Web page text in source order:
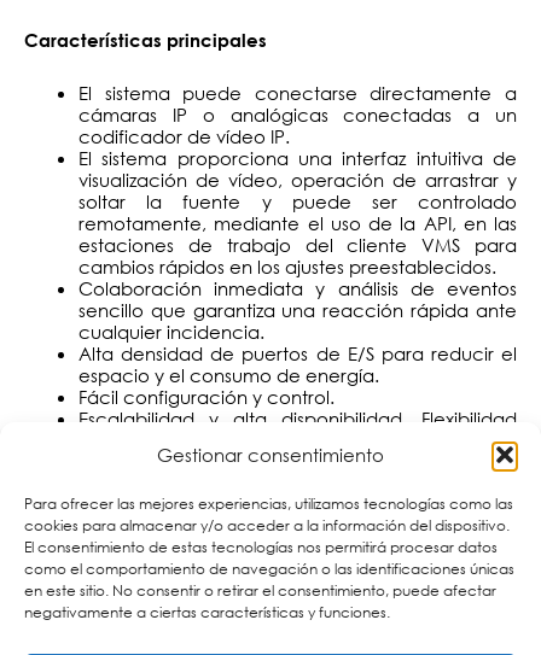
Gestionar consentimiento
Para ofrecer las mejores experiencias, utilizamos tecnologías como las
cookies para almacenar y/o acceder a la información del dispositivo.
El consentimiento de estas tecnologías nos permitirá procesar datos
como el comportamiento de navegación o las identificaciones únicas
en este sitio. No consentir o retirar el consentimiento, puede afectar
negativamente a ciertas características y funciones.
Características principales
El sistema puede conectarse directamente a
cámaras IP o analógicas conectadas a un
codificador de vídeo IP.
El sistema proporciona una interfaz intuitiva de
visualización de vídeo, operación de arrastrar y
soltar la fuente y puede ser controlado
remotamente, mediante el uso de la API, en las
estaciones de trabajo del cliente VMS para
cambios rápidos en los ajustes preestablecidos.
Colaboración inmediata y análisis de eventos
sencillo que garantiza una reacción rápida ante
cualquier incidencia.
Alta densidad de puertos de E/S para reducir el
espacio y el consumo de energía.
Fácil configuración y control.
Escalabilidad y alta disponibilidad. Flexibilidad
para adaptarse al crecimiento futuro en la
configuración de los sistemas.
Si te interesan las versátiles soluciones de videowall de
NVUpara centros de control y vigilancia, no dudes en
contactar con Cartronic Group, podemos ofrecerte la
solución que mejor se adapte a tu proyecto.